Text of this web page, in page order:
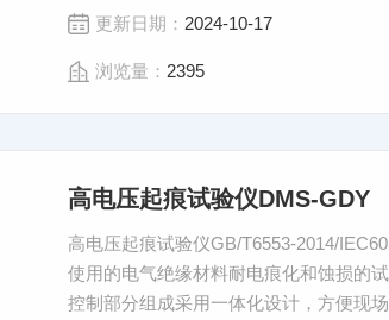
更新日期： 2024-10-17
浏览量： 2395
高电压起痕试验仪DMS-GDY
高电压起痕试验仪GB/T6553-2014/
使用的电气绝缘材料耐电痕化和蚀损的
控制部分组成采用一体化设计，方便现